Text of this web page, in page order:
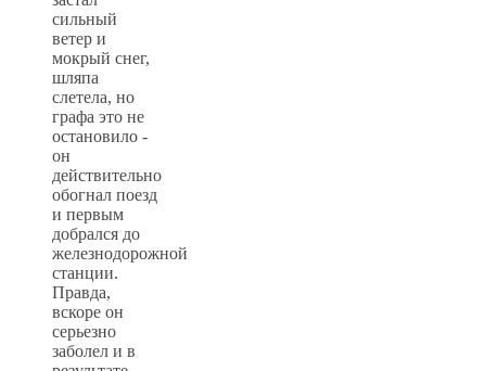
сильный
ветер и
мокрый снег,
шляпа
слетела, но
графа это не
остановило -
он
действительно
обогнал поезд
и первым
добрался до
железнодорожной
станции.
Правда,
вскоре он
серьезно
заболел и в